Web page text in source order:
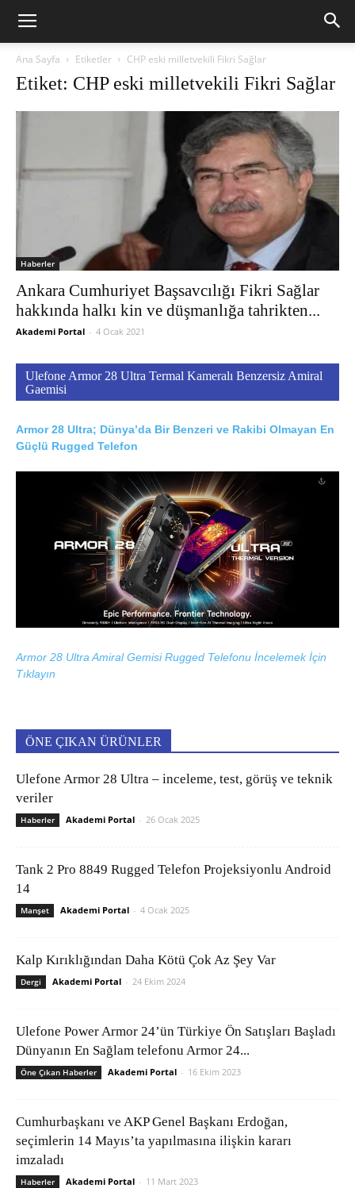
Ana Sayfa Etiketler CHP eski milletvekili Fikri Sağlar
Etiket: CHP eski milletvekili Fikri Sağlar
Haberler
Ankara Cumhuriyet Başsavcılığı Fikri Sağlar
hakkında halkı kin ve düşmanlığa tahrikten...
Akademi Portal - 4 Ocak 2021
Ulefone Armor 28 Ultra Termal Kameralı Benzersiz Amiral
Gaemisi
Armor 28 Ultra; Dünya’da Bir Benzeri ve Rakibi Olmayan En
Güçlü Rugged Telefon
Armor 28 Ultra Amiral Gemisi Rugged Telefonu İncelemek İçin
Tıklayın
ÖNE ÇIKAN ÜRÜNLER
Ulefone Armor 28 Ultra – inceleme, test, görüş ve teknik
veriler
Haberler Akademi Portal - 26 Ocak 2025
Tank 2 Pro 8849 Rugged Telefon Projeksiyonlu Android
14
Manşet Akademi Portal - 4 Ocak 2025
Kalp Kırıklığından Daha Kötü Çok Az Şey Var
Dergi Akademi Portal - 24 Ekim 2024
Ulefone Power Armor 24’ün Türkiye Ön Satışları Başladı
Dünyanın En Sağlam telefonu Armor 24...
Öne Çıkan Haberler Akademi Portal - 16 Ekim 2023
Cumhurbaşkanı ve AKP Genel Başkanı Erdoğan,
seçimlerin 14 Mayıs’ta yapılmasına ilişkin kararı
imzaladı
Haberler Akademi Portal - 11 Mart 2023